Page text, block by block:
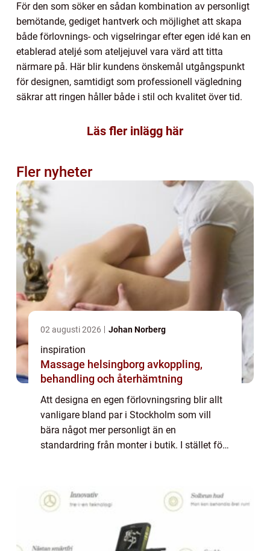
För den som söker en sådan kombination av personligt
bemötande, gediget hantverk och möjlighet att skapa
både förlovnings- och vigselringar efter egen idé kan en
etablerad ateljé som ateljejuvel vara värd att titta
närmare på. Här blir kundens önskemål utgångspunkt
för designen, samtidigt som professionell vägledning
säkrar att ringen håller både i stil och kvalitet över tid.
Läs fler inlägg här
Fler nyheter
02 augusti 2026 Johan Norberg
inspiration
Massage helsingborg avkoppling,
behandling och återhämtning
Att designa en egen förlovningsring blir allt
vanligare bland par i Stockholm som vill
bära något mer personligt än en
standardring från monter i butik. I stället för
relatio...